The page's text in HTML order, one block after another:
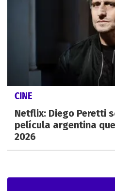
CINE
Netflix: Diego Peretti
película argentina
2026